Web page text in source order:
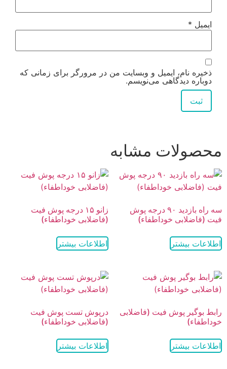
ایمیل *
ذخیره نام، ایمیل و وبسایت من در مرورگر برای زمانی که
دوباره دیدگاهی می‌نویسم.
محصولات مشابه
سه راه بازدید ۹۰ درجه پوش
فیت (فاضلابی خوداطفاء)
اطلاعات بیشتر
زانو ۱۵ درجه پوش فیت
(فاضلابی خوداطفاء)
اطلاعات بیشتر
رابط بوگیر پوش فیت (فاضلابی
خوداطفاء)
اطلاعات بیشتر
درپوش تست پوش فیت
(فاضلابی خوداطفاء)
اطلاعات بیشتر